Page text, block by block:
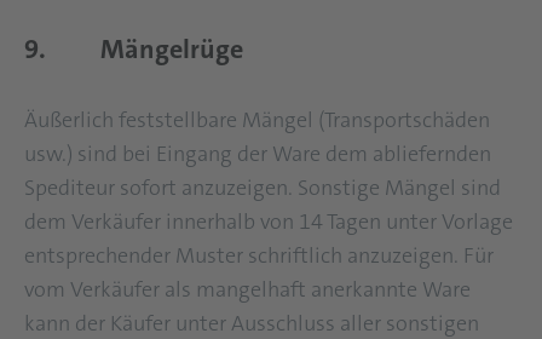
9. Mängelrüge
Äußerlich feststellbare Mängel (Transportschäden
usw.) sind bei Eingang der Ware dem abliefernden
Spediteur sofort anzuzeigen. Sonstige Mängel sind
dem Verkäufer innerhalb von 14 Tagen unter Vorlage
entsprechender Muster schriftlich anzuzeigen. Für
vom Verkäufer als mangelhaft anerkannte Ware
kann der Käufer unter Ausschluss aller sonstigen